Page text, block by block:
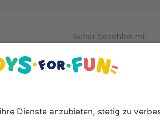
Sicher bezahlen mit: